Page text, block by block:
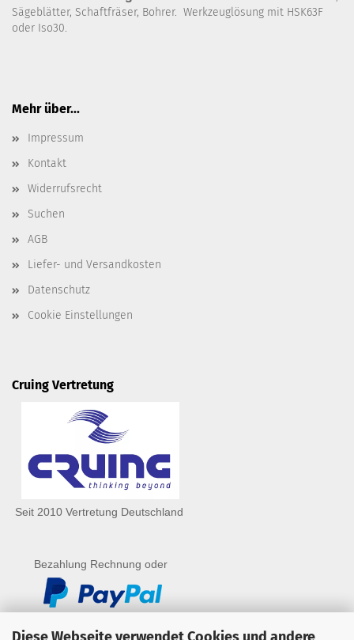
Diese Webseite verwendet Cookies und andere
Sägeblätter, Schaftfräser, Bohrer. Werkzeuglösung mit HSK63F
oder Iso30.
Mehr über...
Impressum
Kontakt
Widerrufsrecht
Suchen
AGB
Liefer- und Versandkosten
Datenschutz
Cookie Einstellungen
Cruing Vertretung
Seit 2010 Vertretung Deutschland
Bezahlung Rechnung oder